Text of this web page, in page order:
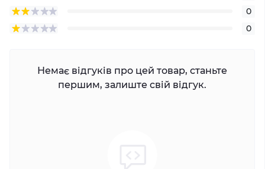
0
0
Немає відгуків про цей товар, станьте
першим, залиште свій відгук.